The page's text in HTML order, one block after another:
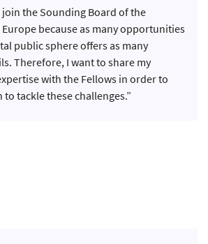
the Sounding Board of the
because as many opportunities
public sphere offers as many
Therefore, I want to share my
with the Fellows in order to
tackle these challenges.”